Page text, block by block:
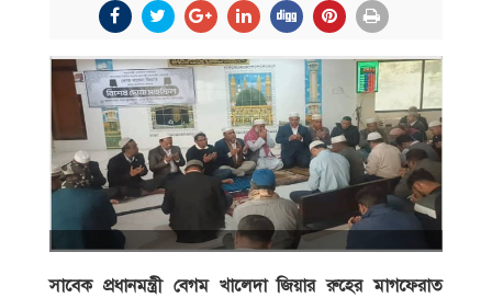
সাবেক প্রধানমন্ত্রী বেগম খালেদা জিয়ার রুহের মাগফেরাত